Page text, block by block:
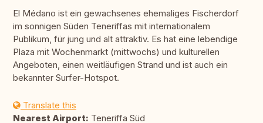
El Médano ist ein gewachsenes ehemaliges Fischerdorf
im sonnigen Süden Teneriffas mit internationalem
Publikum, für jung und alt attraktiv. Es hat eine lebendige
Plaza mit Wochenmarkt (mittwochs) und kulturellen
Angeboten, einen weitläufigen Strand und ist auch ein
bekannter Surfer-Hotspot.
Translate this
Nearest Airport: Teneriffa Süd